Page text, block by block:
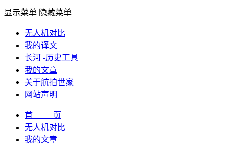
显示菜单 隐藏菜单
无人机对比
我的译文
长河 -历史工具
我的文章
关于航拍世家
网站声明
首 页
无人机对比
我的文章